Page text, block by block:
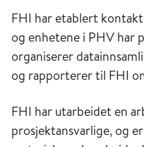
FHI har etablert
og enhetene i PHV har
organiserer
og rapporterer til FHI
FHI har utarbeidet en
prosjektansvarlige, og